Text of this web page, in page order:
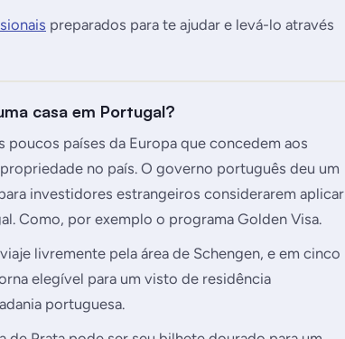
preparados para te ajudar e levá-lo através
casa em Portugal?
poucos países da Europa que concedem aos
no país. O governo português deu um
investidores estrangeiros considerarem aplicar
Como, por exemplo o programa Golden Visa.
livremente pela área de Schengen, e em cinco
elegível para um visto de residência
portuguesa.